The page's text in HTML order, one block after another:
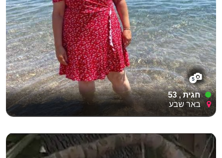
5
חגית , 53
באר שבע